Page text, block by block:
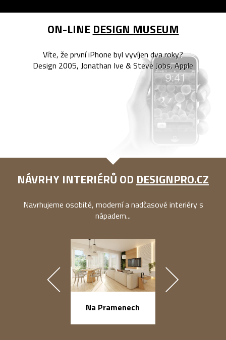
ON-LINE DESIGN MUSEUM
Víte, že první iPhone byl vyvíjen dva roky?
Design 2005, Jonathan Ive & Steve Jobs, Apple
NÁVRHY INTERIÉRŮ OD DESIGNPRO.CZ
Navrhujeme osobité, moderní a nadčasové interiéry s
nápadem...
Na Pramenech